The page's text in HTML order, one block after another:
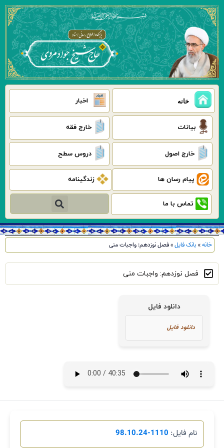
پرش
محتوا
خانه اخبار
بیانات خارج فقه
خارج اصول دروس سطح
پیام رسان ها زندگینامه
تماس با ما جستجو
خانه» بانک فایل»فصل نوزدهم: واجبات منی
فصل نوزدهم: واجبات منی
دانلود فایل
نام فایل: 1110-98.10.24